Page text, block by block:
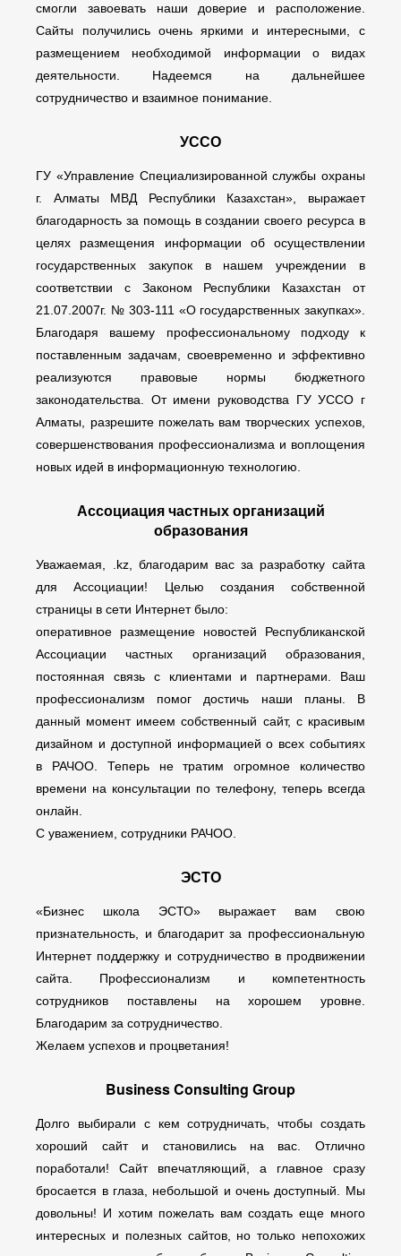
смогли завоевать наши доверие и расположение.
Сайты получились очень яркими и интересными, с
размещением необходимой информации о видах
деятельности. Надеемся на дальнейшее
сотрудничество и взаимное понимание.
УССО
ГУ «Управление Специализированной службы охраны
г. Алматы МВД Республики Казахстан», выражает
благодарность за помощь в создании своего ресурса в
целях размещения информации об осуществлении
государственных закупок в нашем учреждении в
соответствии с Законом Республики Казахстан от
21.07.2007г. № 303-111 «О государственных закупках».
Благодаря вашему профессиональному подходу к
поставленным задачам, своевременно и эффективно
реализуются правовые нормы бюджетного
законодательства. От имени руководства ГУ УССО г
Алматы, разрешите пожелать вам творческих успехов,
совершенствования профессионализма и воплощения
новых идей в информационную технологию.
Ассоциация частных организаций
образования
Уважаемая, .kz, благодарим вас за разработку сайта
для Ассоциации! Целью создания собственной
страницы в сети Интернет было:
оперативное размещение новостей Республиканской
Ассоциации частных организаций образования,
постоянная связь с клиентами и партнерами. Ваш
профессионализм помог достичь наши планы. В
данный момент имеем собственный сайт, с красивым
дизайном и доступной информацией о всех событиях
в РАЧОО. Теперь не тратим огромное количество
времени на консультации по телефону, теперь всегда
онлайн.
С уважением, сотрудники РАЧОО.
ЭСТО
«Бизнес школа ЭСТО» выражает вам свою
признательность, и благодарит за профессиональную
Интернет поддержку и сотрудничество в продвижении
сайта. Профессионализм и компетентность
сотрудников поставлены на хорошем уровне.
Благодарим за сотрудничество.
Желаем успехов и процветания!
Business Consulting Group
Долго выбирали с кем сотрудничать, чтобы создать
хороший сайт и становились на вас. Отлично
поработали! Сайт впечатляющий, а главное сразу
бросается в глаза, небольшой и очень доступный. Мы
довольны! И хотим пожелать вам создать еще много
интересных и полезных сайтов, но только непохожих